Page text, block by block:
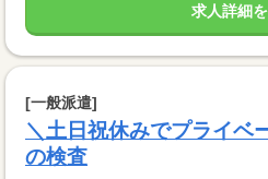
求人詳細
[一般派遣]
＼土日祝休みでプライベ
の検査